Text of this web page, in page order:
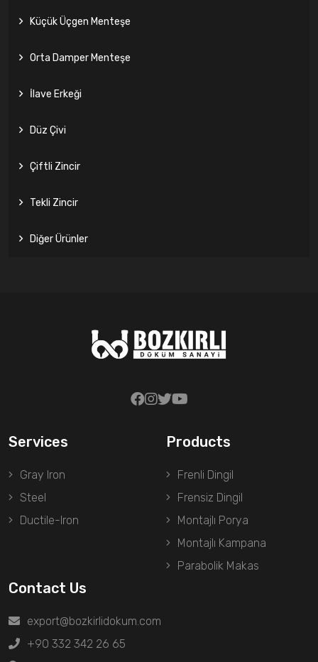
Küçük Üçgen Menteşe
Orta Damper Menteşe
İlave Erkeği
Düz Çivi
Çiftli Zincir
Tekli Zincir
Diğer Ürünler
Services
Gray Iron
Steel
Ductile-Iron
Products
Frenli Dingil
Frensiz Dingil
Montajlı Porya
Montajlı Kampana
Parabolik Makas
Contact Us
export@bozkirlidokum.com
+90 332 342 26 65